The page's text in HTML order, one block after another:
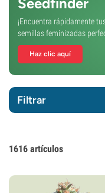
¡Encuentra rápidamente
semillas feminizadas
Haz clic aquí
Filtrar
1616 artículos